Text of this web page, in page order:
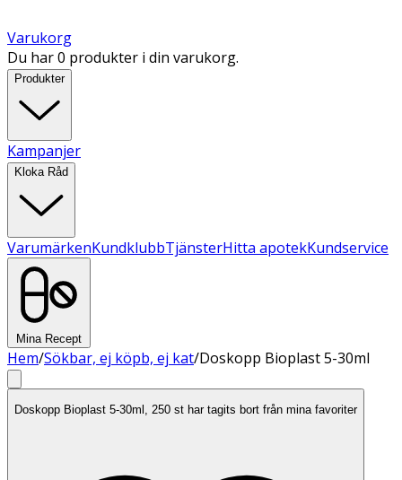
Varukorg
Du har 0 produkter i din varukorg.
Produkter
Kampanjer
Kloka Råd
VarumärkenKundklubbTjänsterHitta apotekKundservice
Mina Recept
Hem/Sökbar, ej köpb, ej kat/Doskopp Bioplast 5-30ml
Doskopp Bioplast 5-30ml, 250 st har tagits bort från mina favoriter